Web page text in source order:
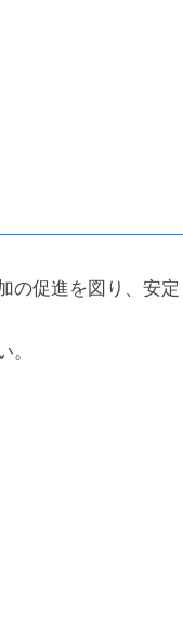
の促進を図り、安